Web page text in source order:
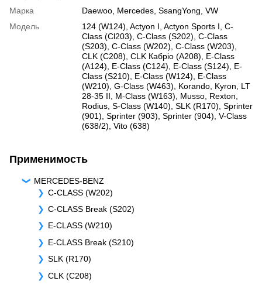
Марка Daewoo Mercedes SsangYong VW
Модель
124 (W124) Actyon I Actyon Sports I C-
Class (Cl203) C-Class (S202) C-Class
(S203) C-Class (W202) C-Class (W203)
CLK (C208) CLK Кабріо (A208)
E-Class
(A124)
E-Class (C124) E-Class (S124)
E-
Class (S210)
E-Class (W124)
E-Class
(W210) G-Class (W463) Korando Kyron
LT
28-35 II
M-Class (W163) Musso Rexton
Rodius S-Class (W140) SLK (R170) Sprinter
(901) Sprinter (903) Sprinter (904) V-Class
(638/2) Vito (638)
Применимость
MERCEDES-BENZ
C-CLASS (W202)
C-CLASS Break (S202)
E-CLASS (W210)
E-CLASS Break (S210)
SLK (R170)
CLK (C208)